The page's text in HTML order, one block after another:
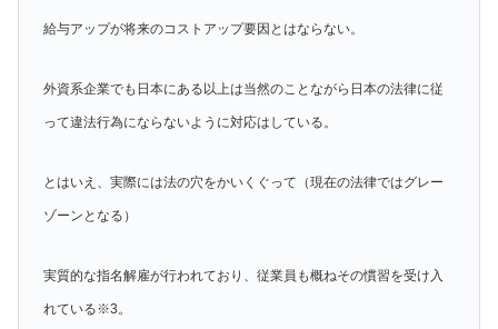
給与アップが将来のコストアップ要因とはならない。
外資系企業でも日本にある以上は当然のことながら日本の法律に従
って違法行為にならないように対応はしている。
とはいえ、実際には法の穴をかいくぐって（現在の法律ではグレー
ゾーンとなる）
実質的な指名解雇が行われており、従業員も概ねその慣習を受け入
れている※3。